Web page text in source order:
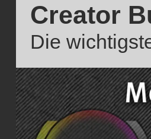
Creator
Die